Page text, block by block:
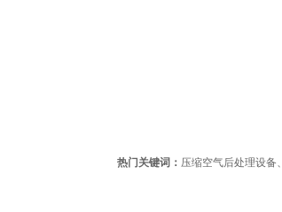
热门关键词： 压缩空气后处理设备